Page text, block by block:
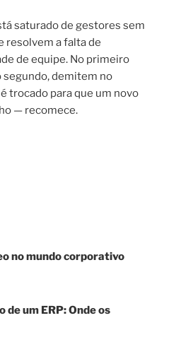
saturado de gestores sem
resolvem a falta de
de equipe. No primeiro
segundo, demitem no
trocado para que um novo
— recomece.
no mundo corporativo
um ERP: Onde os